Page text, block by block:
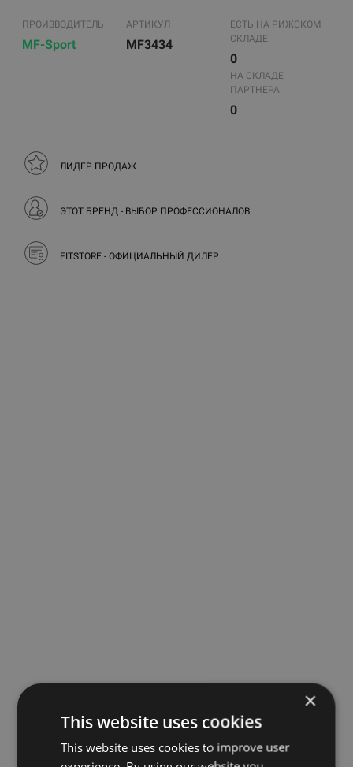
ПРОИЗВОДИТЕЛЬ
MF-Sport
АРТИКУЛ
MF3434
ЕСТЬ НА РИЖСКОМ
СКЛАДЕ:
0
НА СКЛАДЕ
ПАРТНЕРА
0
ЛИДЕР ПРОДАЖ
ЭТОТ БРЕНД - ВЫБОР ПРОФЕССИОНАЛОВ
FITSTORE - ОФИЦИАЛЬНЫЙ ДИЛЕР
×
This website uses cookies
This website uses cookies to improve user